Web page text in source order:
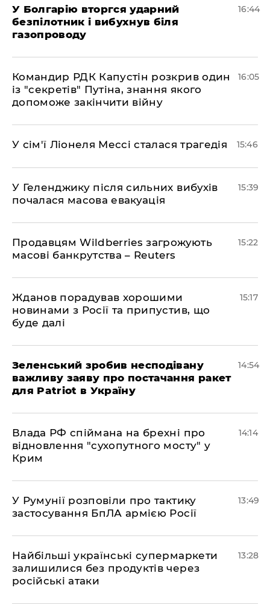
У Болгарію вторгся ударний
безпілотник і вибухнув біля
газопроводу
16:44
Командир РДК Капустін розкрив один
із "секретів" Путіна, знання якого
допоможе закінчити війну
16:05
У сім'ї Ліонеля Мессі сталася трагедія 15:46
У Геленджику після сильних вибухів
почалася масова евакуація
15:39
Продавцям Wildberries загрожують
масові банкрутства – Reuters
15:22
Жданов порадував хорошими
новинами з Росії та припустив, що
буде далі
15:17
Зеленський зробив несподівану
важливу заяву про постачання ракет
для Patriot в Україну
14:54
Влада РФ спіймана на брехні про
відновлення "сухопутного мосту" у
Крим
14:14
У Румунії розповіли про тактику
застосування БпЛА армією Росії
13:49
Найбільші українські супермаркети
залишилися без продуктів через
російські атаки
13:28